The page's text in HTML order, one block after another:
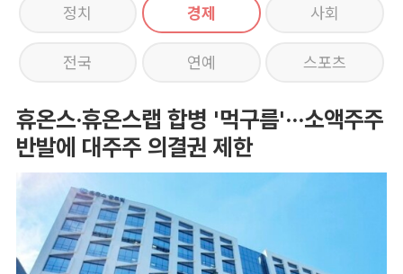
정치 경제 사회
전국 연예 스포츠
휴온스·휴온스랩 합병 '먹구름'···소액주주
반발에 대주주 의결권 제한